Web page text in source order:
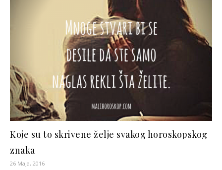
Koje su to skrivene želje svakog horoskopskog
znaka
26 Maja, 2016